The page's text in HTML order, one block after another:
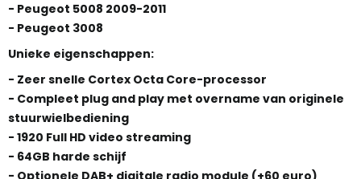
- Peugeot 5008 2009-2011
- Peugeot 3008
Unieke eigenschappen:
- Zeer snelle Cortex Octa Core-processor
- Compleet plug and play met overname van originele
stuurwielbediening
- 1920 Full HD video streaming
- 64GB harde schijf